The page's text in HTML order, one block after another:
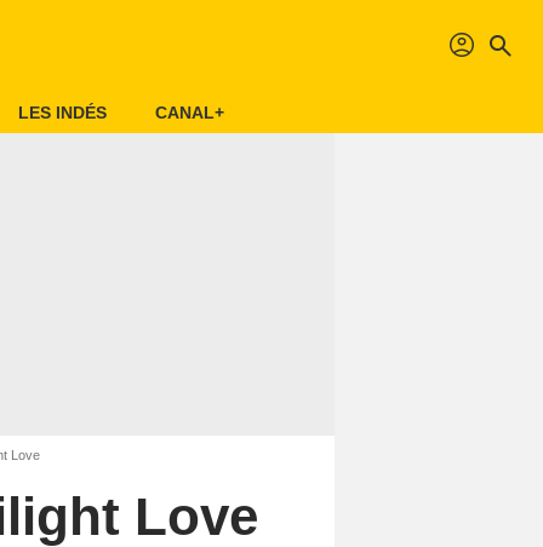
profil search
LES INDÉS CANAL+
Love
Love